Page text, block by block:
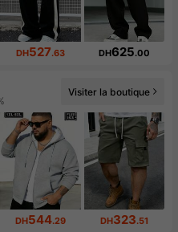
DH527.63 DH625.00
Visiter la boutique
DH544.29 DH323.51